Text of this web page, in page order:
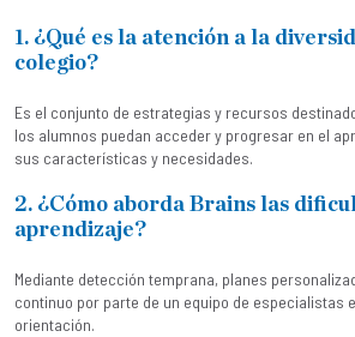
1. ¿Qué es la atención a la
colegio?
Es el conjunto de estrategias y recursos
los alumnos puedan acceder y progresar en el
sus características y necesidades.
2. ¿Cómo aborda Brains las
aprendizaje?
Mediante detección temprana, planes
continuo por parte de un equipo de especialistas
orientación.